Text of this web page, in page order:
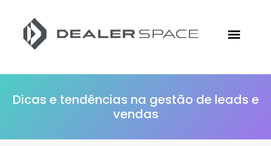
Dicas e tendências na gestão de leads e
vendas